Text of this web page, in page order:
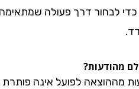
לבחור דרך פעולה שמתאימה
לפועל אינה פותרת